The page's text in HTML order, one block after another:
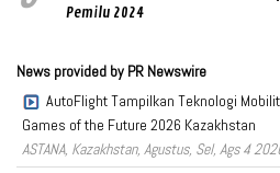
Pemilu 2024
News provided by PR Newswire
AutoFlight Tampilkan Teknologi
Games of the Future 2026 Kazakhstan
ASTANA, Kazakhstan, Agustus, Sel, Ags 4